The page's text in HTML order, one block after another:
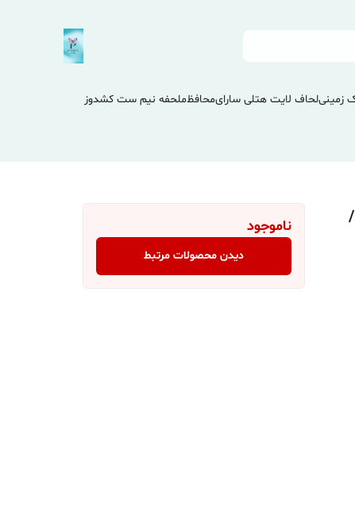
زمینیلحاف لایت هتلی سارایمحافظملحفه نیم ست کشدوز
/
ناموجود
دیدن محصولات مرتبط